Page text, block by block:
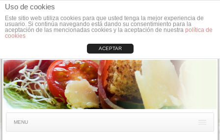
Uso de cookies
Este sitio web utiliza cookies para que usted tenga la mejor experiencia de
usuario. Si continúa navegando está dando su consentimiento para la
aceptación de las mencionadas cookies y la aceptación de nuestra política de
cookies
ACEPTAR
MENU